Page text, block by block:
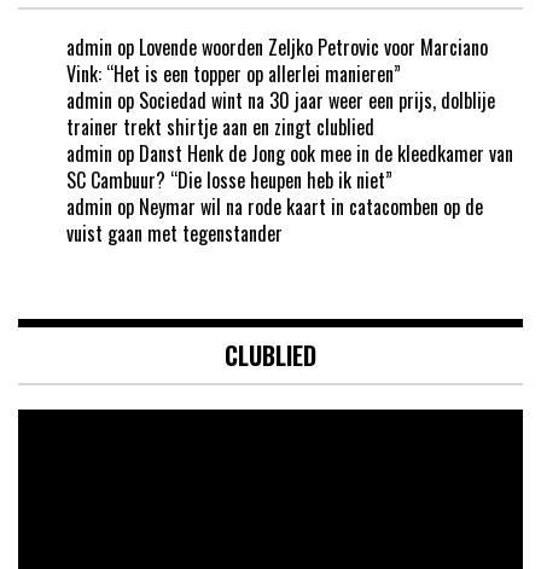
admin op Lovende woorden Zeljko Petrovic voor Marciano
Vink: “Het is een topper op allerlei manieren”
admin op Sociedad wint na 30 jaar weer een prijs, dolblije
trainer trekt shirtje aan en zingt clublied
admin op Danst Henk de Jong ook mee in de kleedkamer van
SC Cambuur? “Die losse heupen heb ik niet”
admin op Neymar wil na rode kaart in catacomben op de
vuist gaan met tegenstander
CLUBLIED